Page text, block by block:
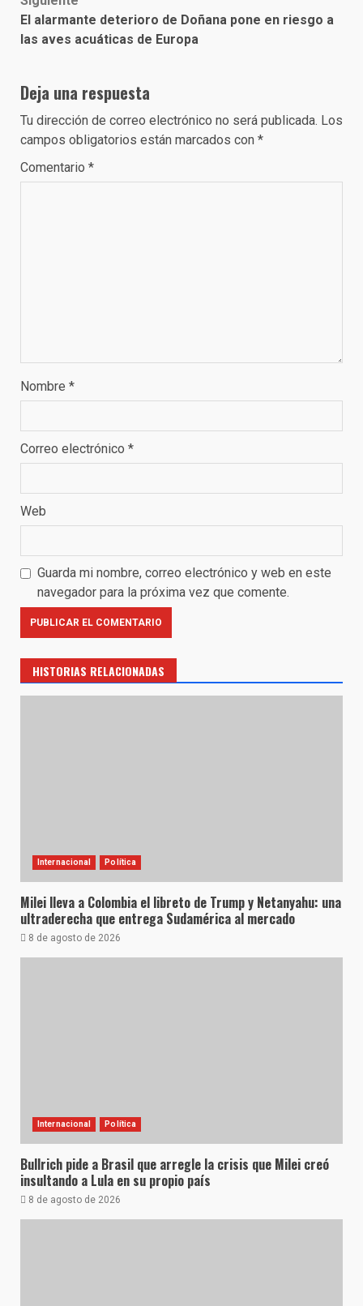
El alarmante deterioro de Doñana pone en riesgo a
las aves acuáticas de Europa
Deja una respuesta
Tu dirección de correo electrónico no será publicada. Los
campos obligatorios están marcados con *
Comentario *
Nombre *
Correo electrónico *
Web
Guarda mi nombre, correo electrónico y web en este
navegador para la próxima vez que comente.
HISTORIAS RELACIONADAS
Internacional Política
Milei lleva a Colombia el libreto de Trump y Netanyahu: una
ultraderecha que entrega Sudamérica al mercado
8 de agosto de 2026
Internacional Política
Bullrich pide a Brasil que arregle la crisis que Milei creó
insultando a Lula en su propio país
8 de agosto de 2026